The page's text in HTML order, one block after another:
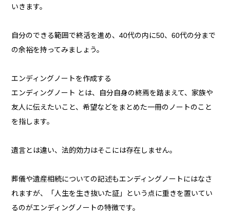
いきます。
自分のできる範囲で終活を進め、40代の内に50、60代の分まで
の余裕を持ってみましょう。
エンディングノートを作成する
エンディングノート とは、自分自身の終焉を踏まえて、家族や
友人に伝えたいこと、希望などをまとめた一冊のノートのこと
を指します。
遺言とは違い、法的効力はそこには存在しません。
葬儀や遺産相続についての記述もエンディングノートにはなさ
れますが、「人生を生き抜いた証」という点に重きを置いてい
るのがエンディングノートの特徴です。